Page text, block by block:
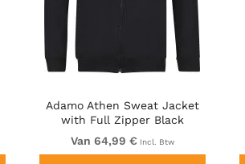
Adamo Athen Sweat Jacket
with Full Zipper Black
Van 64,99 € Incl. Btw